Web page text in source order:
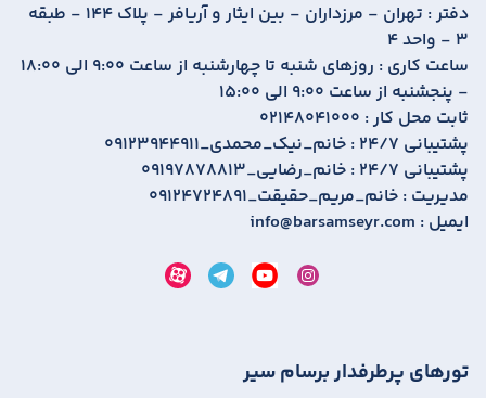
دفتر :
تهران - مرزداران - بین ایثار و آریافر - پلاک 144 - طبقه
3 - واحد 4
ساعت کاری :
روزهای شنبه تا چهارشنبه از ساعت 9:00 الی 18:00
- پنجشنبه از ساعت 9:00 الی 15:00
ثابت محل کار : 02148041000
پشتیبانی 24/7 :
09123944911_خانم_نیک_محمدی
پشتیبانی 24/7 :
09197878813_خانم_رضایی
مدیریت : 09124724891_خانم_مریم_حقیقت
ایمیل : info@barsamseyr.com
تورهای پرطرفدار برسام سیر